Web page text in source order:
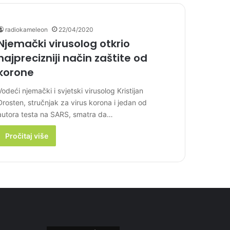
radiokameleon 22/04/2020
virusolog otkrio
način zaštite od
njemački i svjetski virusolog Kristijan
stručnjak za virus korona i jedan od
testa na SARS, smatra da…
Pročitaj više